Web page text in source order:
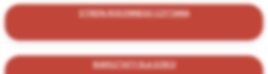
STREFA RODZINNEGO CZYTANIA
WARSZTATY DLA DZIECI